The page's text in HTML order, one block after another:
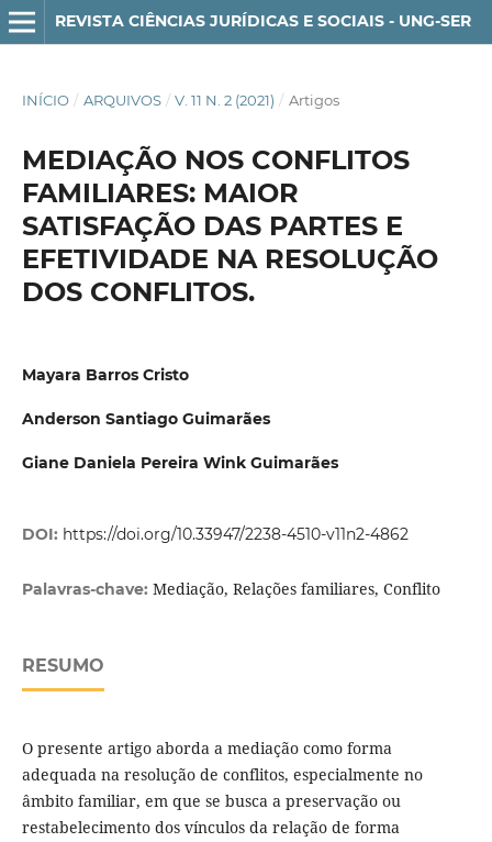
REVISTA CIÊNCIAS JURÍDICAS E SOCIAIS - UNG-SER
INÍCIO / ARQUIVOS / V. 11 N. 2 (2021) / Artigos
MEDIAÇÃO NOS CONFLITOS
FAMILIARES: MAIOR
SATISFAÇÃO DAS PARTES E
EFETIVIDADE NA RESOLUÇÃO
DOS CONFLITOS.
Mayara Barros Cristo
Anderson Santiago Guimarães
Giane Daniela Pereira Wink Guimarães
DOI: https://doi.org/10.33947/2238-4510-v11n2-4862
Palavras-chave: Mediação, Relações familiares, Conflito
RESUMO
O presente artigo aborda a mediação como forma
adequada na resolução de conflitos, especialmente no
âmbito familiar, em que se busca a preservação ou
restabelecimento dos vínculos da relação de forma